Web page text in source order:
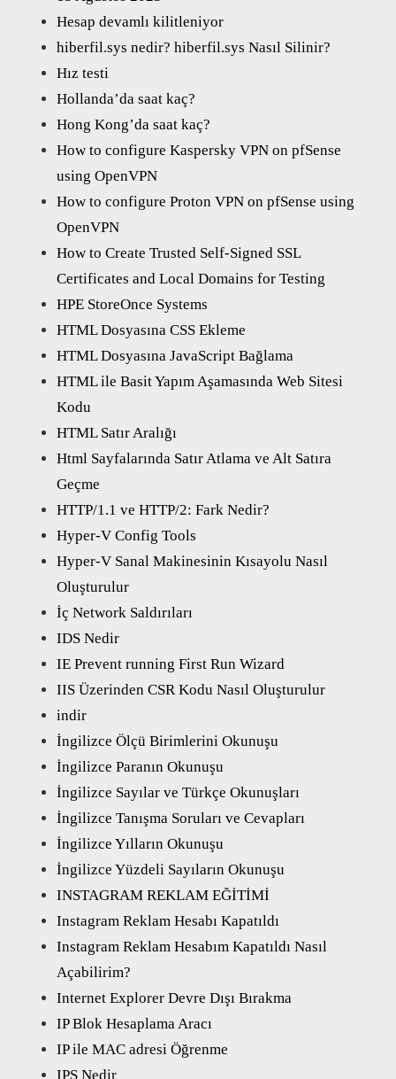
Hesap devamlı kilitleniyor
hiberfil.sys nedir? hiberfil.sys Nasıl Silinir?
Hız testi
Hollanda’da saat kaç?
Hong Kong’da saat kaç?
How to configure Kaspersky VPN on pfSense
using OpenVPN
How to configure Proton VPN on pfSense using
OpenVPN
How to Create Trusted Self-Signed SSL
Certificates and Local Domains for Testing
HPE StoreOnce Systems
HTML Dosyasına CSS Ekleme
HTML Dosyasına JavaScript Bağlama
HTML ile Basit Yapım Aşamasında Web Sitesi
Kodu
HTML Satır Aralığı
Html Sayfalarında Satır Atlama ve Alt Satıra
Geçme
HTTP/1.1 ve HTTP/2: Fark Nedir?
Hyper-V Config Tools
Hyper-V Sanal Makinesinin Kısayolu Nasıl
Oluşturulur
İç Network Saldırıları
IDS Nedir
IE Prevent running First Run Wizard
IIS Üzerinden CSR Kodu Nasıl Oluşturulur
indir
İngilizce Ölçü Birimlerini Okunuşu
İngilizce Paranın Okunuşu
İngilizce Sayılar ve Türkçe Okunuşları
İngilizce Tanışma Soruları ve Cevapları
İngilizce Yılların Okunuşu
İngilizce Yüzdeli Sayıların Okunuşu
INSTAGRAM REKLAM EĞİTİMİ
Instagram Reklam Hesabı Kapatıldı
Instagram Reklam Hesabım Kapatıldı Nasıl
Açabilirim?
Internet Explorer Devre Dışı Bırakma
IP Blok Hesaplama Aracı
IP ile MAC adresi Öğrenme
IPS Nedir